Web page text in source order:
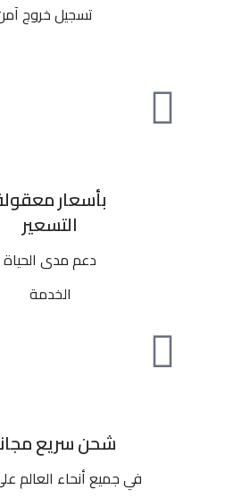
تسجيل خروج
بأسعار
التسعير
دعم مدى الحياة
الخدمة
شحن سريع
في جميع أنحاء العالم